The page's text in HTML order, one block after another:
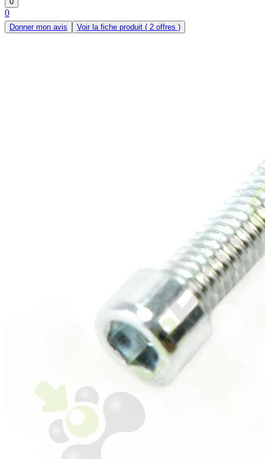
0
Donner mon avis Voir la fiche produit ( 2 offres )